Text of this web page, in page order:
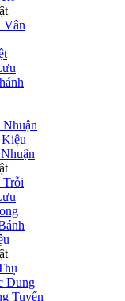
Vân
Trỗi
Dung
Tuyển